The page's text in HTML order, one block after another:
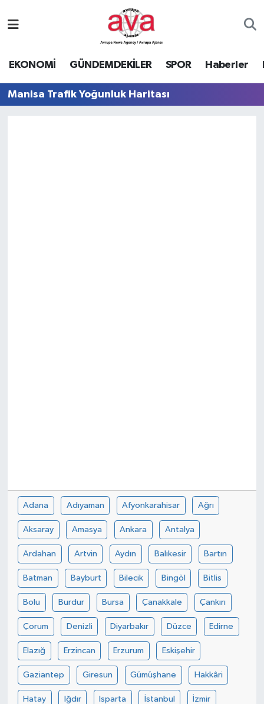
EKONOMİ GÜNDEMDEKİLER SPOR Haberler
Manisa Trafik Yoğunluk Haritası
Adana Adıyaman Afyonkarahisar Ağrı
Aksaray Amasya Ankara Antalya
Ardahan Artvin Aydın Balıkesir Bartın
Batman Bayburt Bilecik Bingöl Bitlis
Bolu Burdur Bursa Çanakkale Çankırı
Çorum Denizli Diyarbakır Düzce Edirne
Elazığ Erzincan Erzurum Eskişehir
Gaziantep Giresun Gümüşhane Hakkâri
Hatay Iğdır Isparta İstanbul İzmir
Nöbetçi Eczaneler
Namaz Vakitleri